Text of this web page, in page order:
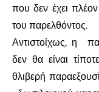
που δεν έχει
του παρελθόντος.
Αντιστοίχως, η
δεν θα είναι
θλιβερή